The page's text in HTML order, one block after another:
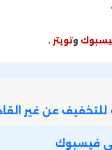
وتويتر .
عن غير
فيسبوك